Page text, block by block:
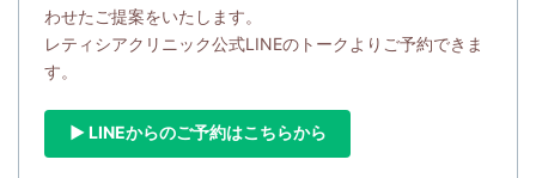
わせたご提案をいたします。
レティシアクリニック公式LINEのトークよりご予約できま
す。
▶ LINEからのご予約はこちらから